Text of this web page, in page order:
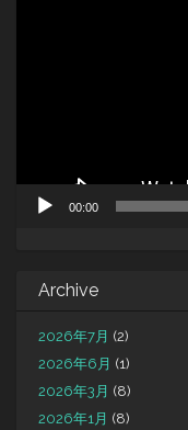
00:00
Archive
2026年7月 (2)
2026年6月 (1)
2026年3月 (8)
2026年1月 (8)